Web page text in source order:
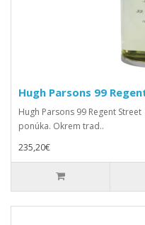
Hugh Parsons 99
Hugh Parsons 99 Regent
ponúka. Okrem trad..
235,20€